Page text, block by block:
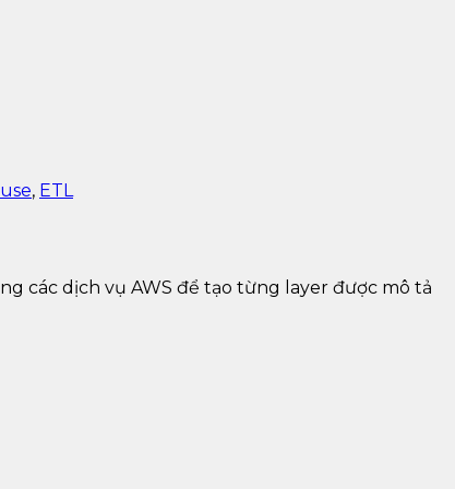
, ETL
các dịch vụ AWS để tạo từng layer được mô tả